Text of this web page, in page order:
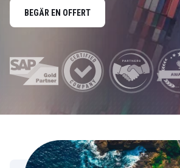
BEGÄR EN OFFERT